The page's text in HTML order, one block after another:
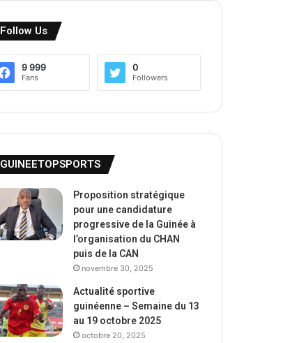
Follow Us
9 999
Fans
0
Followers
GUINEETOPSPORTS
Proposition stratégique
pour une candidature
progressive de la Guinée à
l’organisation du CHAN
puis de la CAN
novembre 30, 2025
Actualité sportive
guinéenne – Semaine du 13
au 19 octobre 2025
octobre 20, 2025